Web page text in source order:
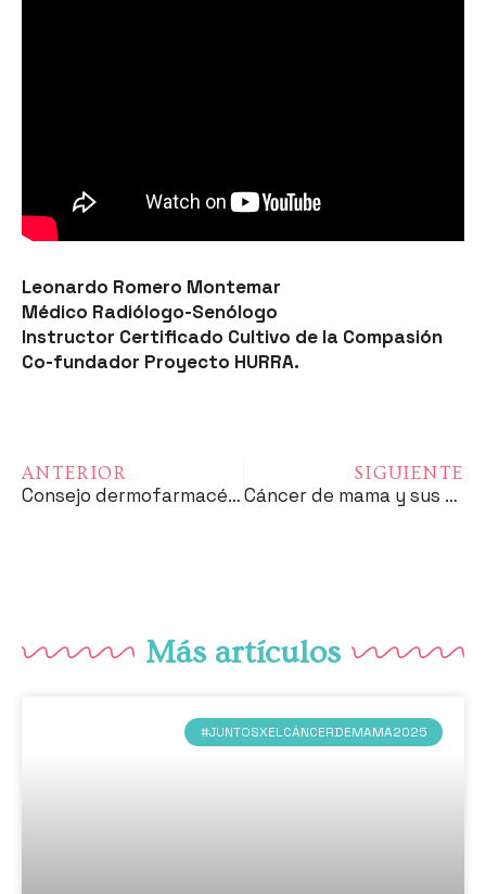
Leonardo Romero Montemar
Médico Radiólogo-Senólogo
Instructor Certificado Cultivo de la Compasión
Co-fundador Proyecto HURRA.
ANTERIOR
Consejo dermofarmacéutico en el cuidado de la piel del paciente oncológico afectado por cáncer de mama
SIGUIENTE
Cáncer de mama y sus aspectos generales
Más artículos
#JUNTOSXELCÁNCERDEMAMA2025